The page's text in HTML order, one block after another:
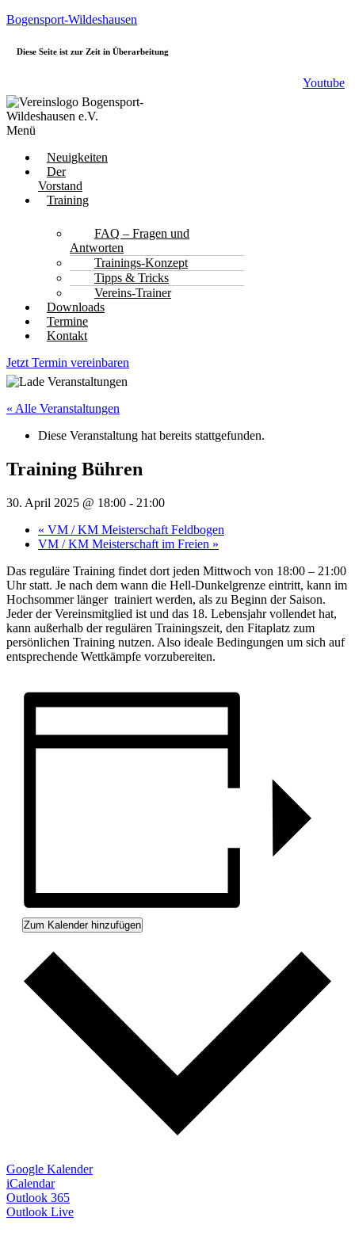
Bogensport-Wildeshausen
Diese Seite ist zur Zeit in Überarbeitung
Youtube
Menü
Neuigkeiten
Der
Vorstand
Training
FAQ – Fragen und
Antworten
Trainings-Konzept
Tipps & Tricks
Vereins-Trainer
Downloads
Termine
Kontakt
Jetzt Termin vereinbaren
« Alle Veranstaltungen
Diese Veranstaltung hat bereits stattgefunden.
Training Bühren
30. April 2025 @ 18:00 - 21:00
« VM / KM Meisterschaft Feldbogen
VM / KM Meisterschaft im Freien »
Das reguläre Training findet dort jeden Mittwoch von 18:00 – 21:00
Uhr statt. Je nach dem wann die Hell-Dunkelgrenze eintritt, kann im
Hochsommer länger trainiert werden, als zu Beginn der Saison.
Jeder der Vereinsmitglied ist und das 18. Lebensjahr vollendet hat,
kann außerhalb der regulären Trainingszeit, den Fitaplatz zum
persönlichen Training nutzen. Also ideale Bedingungen um sich auf
entsprechende Wettkämpfe vorzubereiten.
Zum Kalender hinzufügen
Google Kalender
iCalendar
Outlook 365
Outlook Live